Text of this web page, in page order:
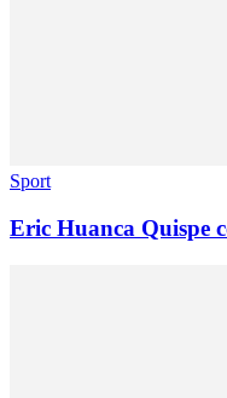
Sport
Eric Huanca Quispe